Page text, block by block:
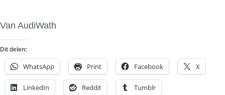
Van AudiWath
Dit delen:
WhatsApp Print Facebook X
LinkedIn Reddit Tumblr